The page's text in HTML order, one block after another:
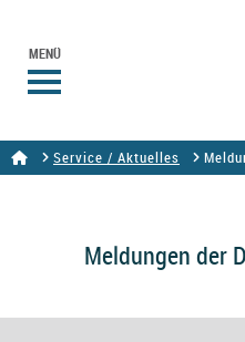
MENÜ
Service / Aktuelles
Meldungen der